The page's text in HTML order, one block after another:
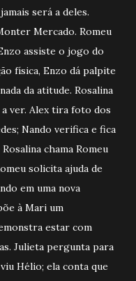
será a deles.
Mercado. Romeu
assiste o jogo do
física, Enzo dá palpite
da atitude. Rosalina
ver. Alex tira foto dos
Nando verifica e fica
chama Romeu
solicita ajuda de
em uma nova
à Mari um
estar com
Julieta pergunta para
Hélio; ela conta que